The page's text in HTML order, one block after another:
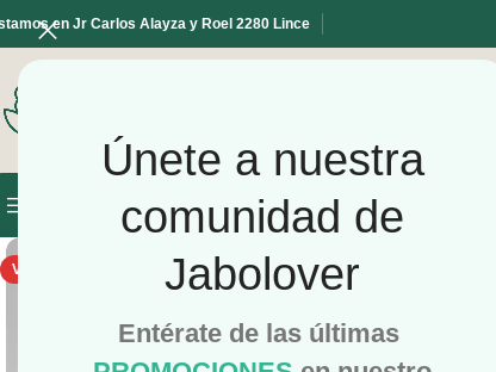
Únete a nuestra
comunidad de
Jabolover
Entérate de las últimas
en Jr Carlos Alayza y Roel 2280 Lince
NAVEGAR POR LAS CATEGORÍAS INICIO
VENDIDO